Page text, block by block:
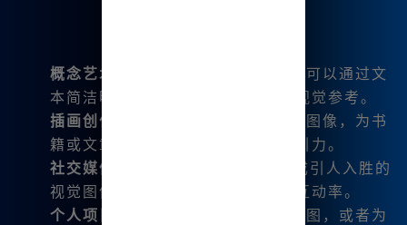
概念艺术
: 设计新的角色或场景时，可以通过文
本简洁明了地描述需求，生成多种视觉参考。
插画创作
: 通过快速生成不同风格的图像，为书
籍或文章提供配图，提升内容的吸引力。
社交媒体内容
: 利用Midjourney生成引人入胜的
视觉图像，以提升社交媒体帖子的互动率。
个人项目
: 例如制作个人博客的封面图，或者为